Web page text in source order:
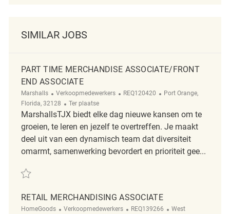
SIMILAR JOBS
PART TIME MERCHANDISE ASSOCIATE/FRONT
END ASSOCIATE
Marshalls Categorie
Verkoopmedewerkers ReqId
REQ120420 Plaats
Port Orange,
Florida, 32128
Afgelegen
Ter plaatse
MarshallsTJX biedt elke dag nieuwe kansen om te
groeien, te leren en jezelf te overtreffen. Je maakt
deel uit van een dynamisch team dat diversiteit
omarmt, samenwerking bevordert en prioriteit gee...
Redden Part Time Merchandise Associate/Front End Associate
RETAIL MERCHANDISING ASSOCIATE
HomeGoods Categorie
Verkoopmedewerkers ReqId
REQ139266 Plaats
West